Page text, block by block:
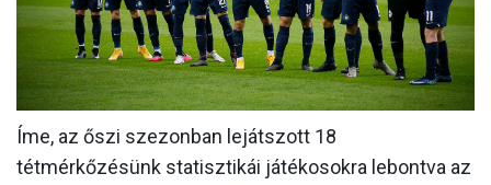
GALÉRIA
SZURKOLÓI ÉLMÉNYEK
AKKREDITÁCIÓ
Íme, az őszi szezonban lejátszott 18
tétmérkőzésünk statisztikái játékosokra lebontva az